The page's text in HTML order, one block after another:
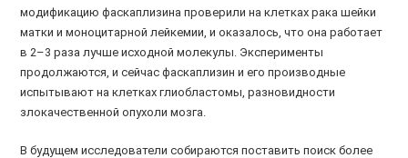
модификацию фаскаплизина проверили на клетках рака шейки
матки и моноцитарной лейкемии, и оказалось, что она работает
в 2–3 раза лучше исходной молекулы. Эксперименты
продолжаются, и сейчас фаскаплизин и его производные
испытывают на клетках глиобластомы, разновидности
злокачественной опухоли мозга.
В будущем исследователи собираются поставить поиск более